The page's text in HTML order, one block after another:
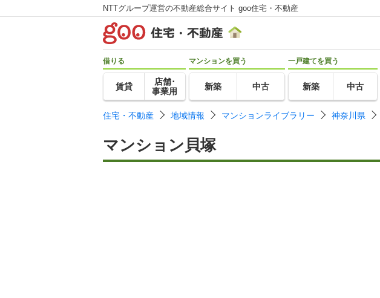
NTTグループ運営の不動産総合サイト goo住宅・不動産
借りる
賃貸
店舗･
事業用
マンションを買う
新築 中古
一戸建てを買う
新築 中古
住宅・不動産 地域情報 マンションライブラリー 神奈川県
マンション貝塚